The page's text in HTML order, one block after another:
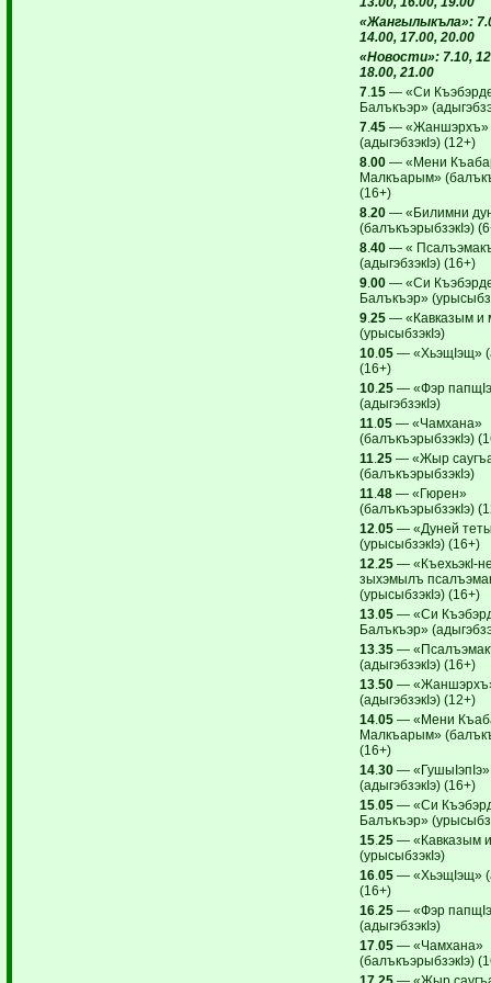
«Жангылыкъла»:
14.00, 17.00, 20.00
«Новости»: 7.10,
18.00, 21.00
7. 15— «Си
Балъкъэр»
7. 45— «Жаншэрхъ»
(адыгэбзэкIэ) (12+)
8. 00— «Мени
Малкъарым»
(16+)
8. 20— «Билимни
(балъкъэрыбзэкIэ)
8. 40— «
(адыгэбзэкIэ) (16+)
9. 00— «Си
Балъкъэр»
9. 25— «Кавказым и
(урысыбзэкIэ)
10. 05— «ХьэщIэщ»
(16+)
10. 25— «Фэр
(адыгэбзэкIэ)
11 05— «Чамхана»
(балъкъэрыбзэкIэ)
11 25— «Жыр
(балъкъэрыбзэкIэ)
11 48— «Гюрен»
(балъкъэрыбзэкIэ)
12 05— «Дуней
(урысыбзэкIэ) (16+)
12 25— «КъехьэкI-
зыхэмылъ
(урысыбзэкIэ) (16+)
13. 05— «Си
Балъкъэр»
13. 35—
(адыгэбзэкIэ) (16+)
13. 50—
(адыгэбзэкIэ) (12+)
14. 05— «Мени
Малкъарым»
(16+)
14. 30— «ГушыIэпIэ»
(адыгэбзэкIэ) (16+)
15. 05— «Си
Балъкъэр»
15. 25— «Кавказым
(урысыбзэкIэ)
16. 05— «ХьэщIэщ»
(16+)
16. 25— «Фэр
(адыгэбзэкIэ)
17. 05— «Чамхана»
(балъкъэрыбзэкIэ)